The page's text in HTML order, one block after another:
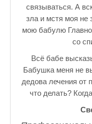
связываться. А
зла и мстя моя не
мою бабулю
со
Всё бабе
Бабушка меня не
дедова лечения от
что делать?